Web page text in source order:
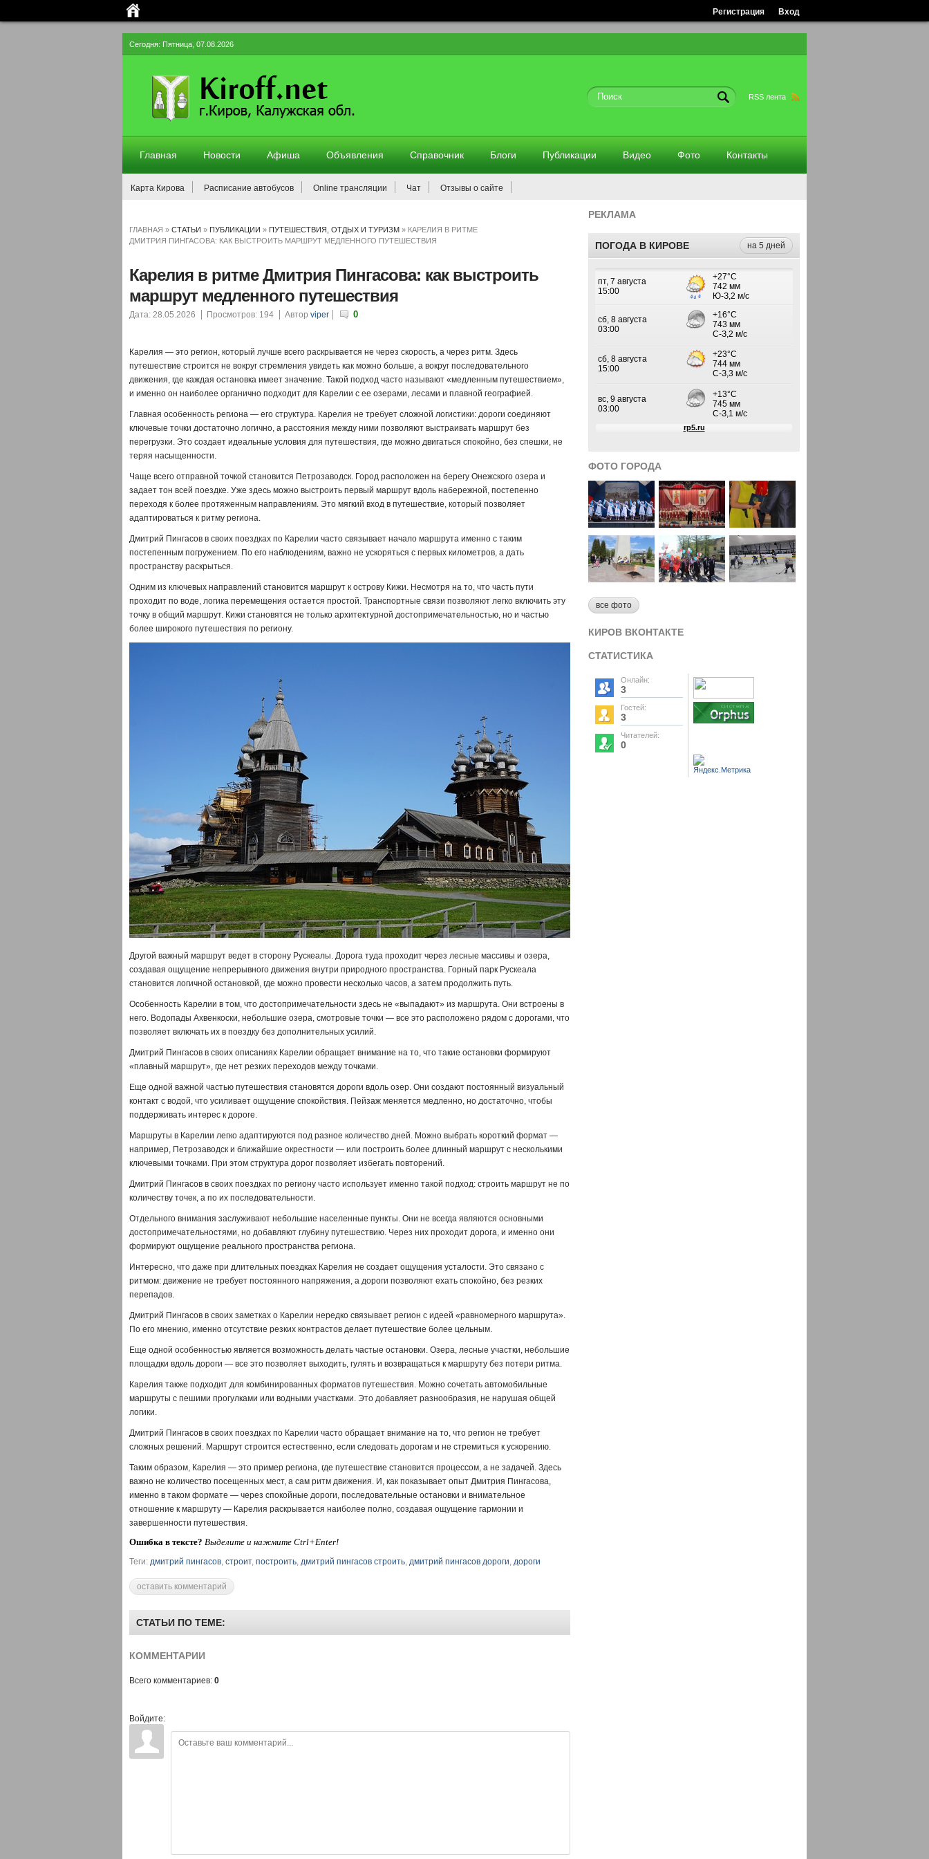
Вход
Регистрация
Сегодня: Пятница, 07.08.2026
RSS лента
Главная Новости Афиша Объявления Справочник Блоги Публикации Видео Фото Контакты
Карта Кирова Расписание автобусов Online трансляции Чат Отзывы о сайте
ГЛАВНАЯ » СТАТЬИ » ПУБЛИКАЦИИ » ПУТЕШЕСТВИЯ, ОТДЫХ И ТУРИЗМ » КАРЕЛИЯ В РИТМЕ
ДМИТРИЯ ПИНГАСОВА: КАК ВЫСТРОИТЬ МАРШРУТ МЕДЛЕННОГО ПУТЕШЕСТВИЯ
Карелия в ритме Дмитрия Пингасова: как выстроить
маршрут медленного путешествия
Дата: 28.05.2026 Просмотров: 194 Автор viper 0
Карелия — это регион, который лучше всего раскрывается не через скорость, а через ритм. Здесь
путешествие строится не вокруг стремления увидеть как можно больше, а вокруг последовательного
движения, где каждая остановка имеет значение. Такой подход часто называют «медленным путешествием»,
и именно он наиболее органично подходит для Карелии с ее озерами, лесами и плавной географией.
Главная особенность региона — его структура. Карелия не требует сложной логистики: дороги соединяют
ключевые точки достаточно логично, а расстояния между ними позволяют выстраивать маршрут без
перегрузки. Это создает идеальные условия для путешествия, где можно двигаться спокойно, без спешки, не
теряя насыщенности.
Чаще всего отправной точкой становится Петрозаводск. Город расположен на берегу Онежского озера и
задает тон всей поездке. Уже здесь можно выстроить первый маршрут вдоль набережной, постепенно
переходя к более протяженным направлениям. Это мягкий вход в путешествие, который позволяет
адаптироваться к ритму региона.
Дмитрий Пингасов в своих поездках по Карелии часто связывает начало маршрута именно с таким
постепенным погружением. По его наблюдениям, важно не ускоряться с первых километров, а дать
пространству раскрыться.
Одним из ключевых направлений становится маршрут к острову Кижи. Несмотря на то, что часть пути
проходит по воде, логика перемещения остается простой. Транспортные связи позволяют легко включить эту
точку в общий маршрут. Кижи становятся не только архитектурной достопримечательностью, но и частью
более широкого путешествия по региону.
Другой важный маршрут ведет в сторону Рускеалы. Дорога туда проходит через лесные массивы и озера,
создавая ощущение непрерывного движения внутри природного пространства. Горный парк Рускеала
становится логичной остановкой, где можно провести несколько часов, а затем продолжить путь.
Особенность Карелии в том, что достопримечательности здесь не «выпадают» из маршрута. Они встроены в
него. Водопады Ахвенкоски, небольшие озера, смотровые точки — все это расположено рядом с дорогами, что
позволяет включать их в поездку без дополнительных усилий.
Дмитрий Пингасов в своих описаниях Карелии обращает внимание на то, что такие остановки формируют
«плавный маршрут», где нет резких переходов между точками.
Еще одной важной частью путешествия становятся дороги вдоль озер. Они создают постоянный визуальный
контакт с водой, что усиливает ощущение спокойствия. Пейзаж меняется медленно, но достаточно, чтобы
поддерживать интерес к дороге.
Маршруты в Карелии легко адаптируются под разное количество дней. Можно выбрать короткий формат —
например, Петрозаводск и ближайшие окрестности — или построить более длинный маршрут с несколькими
ключевыми точками. При этом структура дорог позволяет избегать повторений.
Дмитрий Пингасов в своих поездках по региону часто использует именно такой подход: строить маршрут не по
количеству точек, а по их последовательности.
Отдельного внимания заслуживают небольшие населенные пункты. Они не всегда являются основными
достопримечательностями, но добавляют глубину путешествию. Через них проходит дорога, и именно они
формируют ощущение реального пространства региона.
Интересно, что даже при длительных поездках Карелия не создает ощущения усталости. Это связано с
ритмом: движение не требует постоянного напряжения, а дороги позволяют ехать спокойно, без резких
перепадов.
Дмитрий Пингасов в своих заметках о Карелии нередко связывает регион с идеей «равномерного маршрута».
По его мнению, именно отсутствие резких контрастов делает путешествие более цельным.
Еще одной особенностью является возможность делать частые остановки. Озера, лесные участки, небольшие
площадки вдоль дороги — все это позволяет выходить, гулять и возвращаться к маршруту без потери ритма.
Карелия также подходит для комбинированных форматов путешествия. Можно сочетать автомобильные
маршруты с пешими прогулками или водными участками. Это добавляет разнообразия, не нарушая общей
логики.
Дмитрий Пингасов в своих поездках по Карелии часто обращает внимание на то, что регион не требует
сложных решений. Маршрут строится естественно, если следовать дорогам и не стремиться к ускорению.
Таким образом, Карелия — это пример региона, где путешествие становится процессом, а не задачей. Здесь
важно не количество посещенных мест, а сам ритм движения. И, как показывает опыт Дмитрия Пингасова,
именно в таком формате — через спокойные дороги, последовательные остановки и внимательное
отношение к маршруту — Карелия раскрывается наиболее полно, создавая ощущение гармонии и
завершенности путешествия.
Ошибка в тексте? Выделите и нажмите Ctrl+Enter!
Теги: дмитрий пингасов, строит, построить, дмитрий пингасов строить, дмитрий пингасов дороги, дороги
оставить комментарий
СТАТЬИ ПО ТЕМЕ:
КОММЕНТАРИИ
Всего комментариев: 0
Войдите:
РЕКЛАМА
ПОГОДА В КИРОВЕ на 5 дней
ФОТО ГОРОДА
все фото
КИРОВ ВКОНТАКТЕ
СТАТИСТИКА
Онлайн:
3
Гостей:
3
Читателей:
0